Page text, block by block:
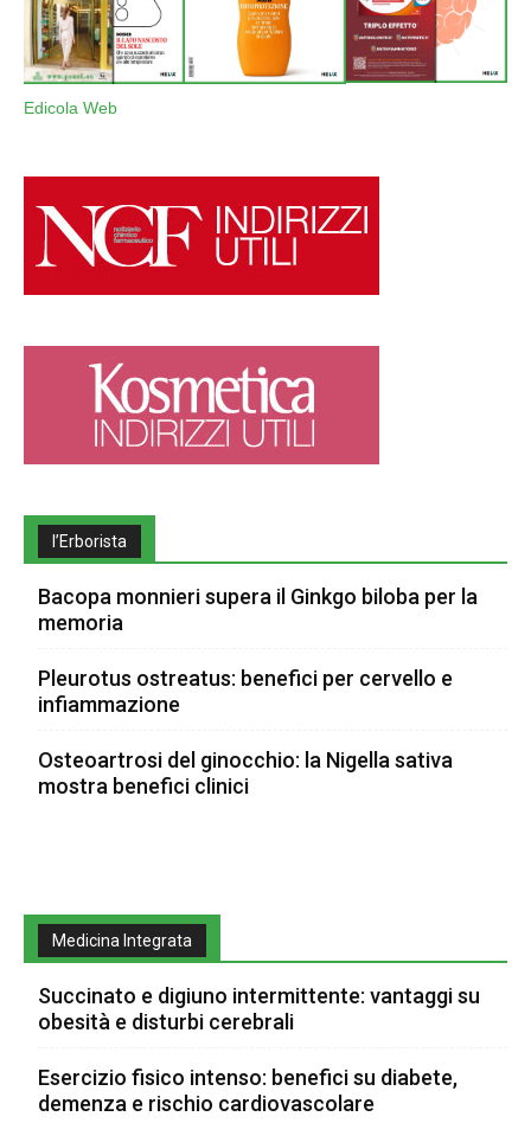
Edicola Web
l’Erborista
Bacopa monnieri supera il Ginkgo biloba per la
memoria
Pleurotus ostreatus: benefici per cervello e
infiammazione
Osteoartrosi del ginocchio: la Nigella sativa
mostra benefici clinici
Medicina Integrata
Succinato e digiuno intermittente: vantaggi su
obesità e disturbi cerebrali
Esercizio fisico intenso: benefici su diabete,
demenza e rischio cardiovascolare